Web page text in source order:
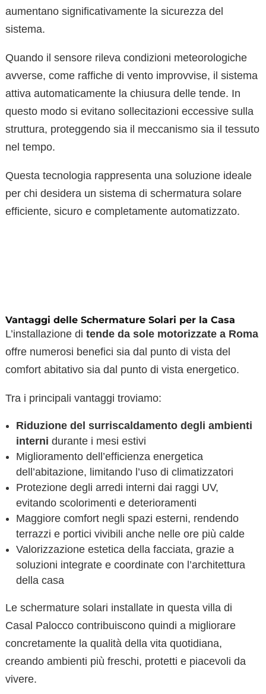
aumentano significativamente la sicurezza del
sistema.
Quando il sensore rileva condizioni meteorologiche
avverse, come raffiche di vento improvvise, il sistema
attiva automaticamente la chiusura delle tende. In
questo modo si evitano sollecitazioni eccessive sulla
struttura, proteggendo sia il meccanismo sia il tessuto
nel tempo.
Questa tecnologia rappresenta una soluzione ideale
per chi desidera un sistema di schermatura solare
efficiente, sicuro e completamente automatizzato.
Vantaggi delle Schermature Solari per la Casa
L’installazione di tende da sole motorizzate a Roma
offre numerosi benefici sia dal punto di vista del
comfort abitativo sia dal punto di vista energetico.
Tra i principali vantaggi troviamo:
Riduzione del surriscaldamento degli ambienti
interni durante i mesi estivi
Miglioramento dell’efficienza energetica
dell’abitazione, limitando l’uso di climatizzatori
Protezione degli arredi interni dai raggi UV,
evitando scolorimenti e deterioramenti
Maggiore comfort negli spazi esterni, rendendo
terrazzi e portici vivibili anche nelle ore più calde
Valorizzazione estetica della facciata, grazie a
soluzioni integrate e coordinate con l’architettura
della casa
Le schermature solari installate in questa villa di
Casal Palocco contribuiscono quindi a migliorare
concretamente la qualità della vita quotidiana,
creando ambienti più freschi, protetti e piacevoli da
vivere.